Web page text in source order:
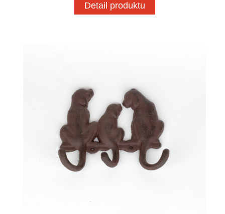
Detail produktu